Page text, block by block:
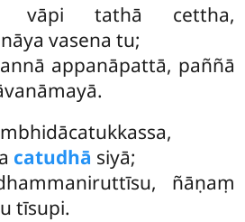
vāpi tathā cettha,
vasena tu;
appanāpattā, paññā
catudhā siyā;
ñāṇaṃ
tīsupi.